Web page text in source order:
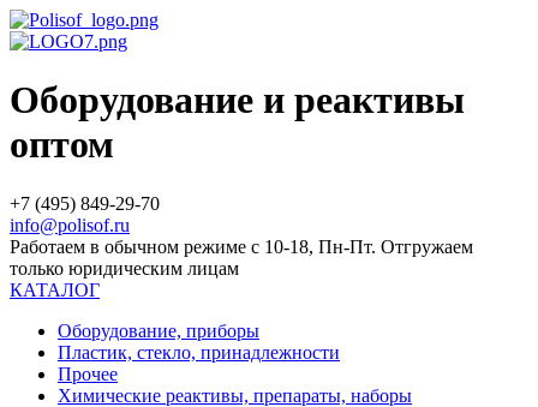
Оборудование и реактивы
оптом
+7 (495) 849-29-70
info@polisof.ru
Работаем в обычном режиме с 10-18, Пн-Пт. Отгружаем
только юридическим лицам
КАТАЛОГ
Оборудование, приборы
Пластик, стекло, принадлежности
Прочее
Химические реактивы, препараты, наборы